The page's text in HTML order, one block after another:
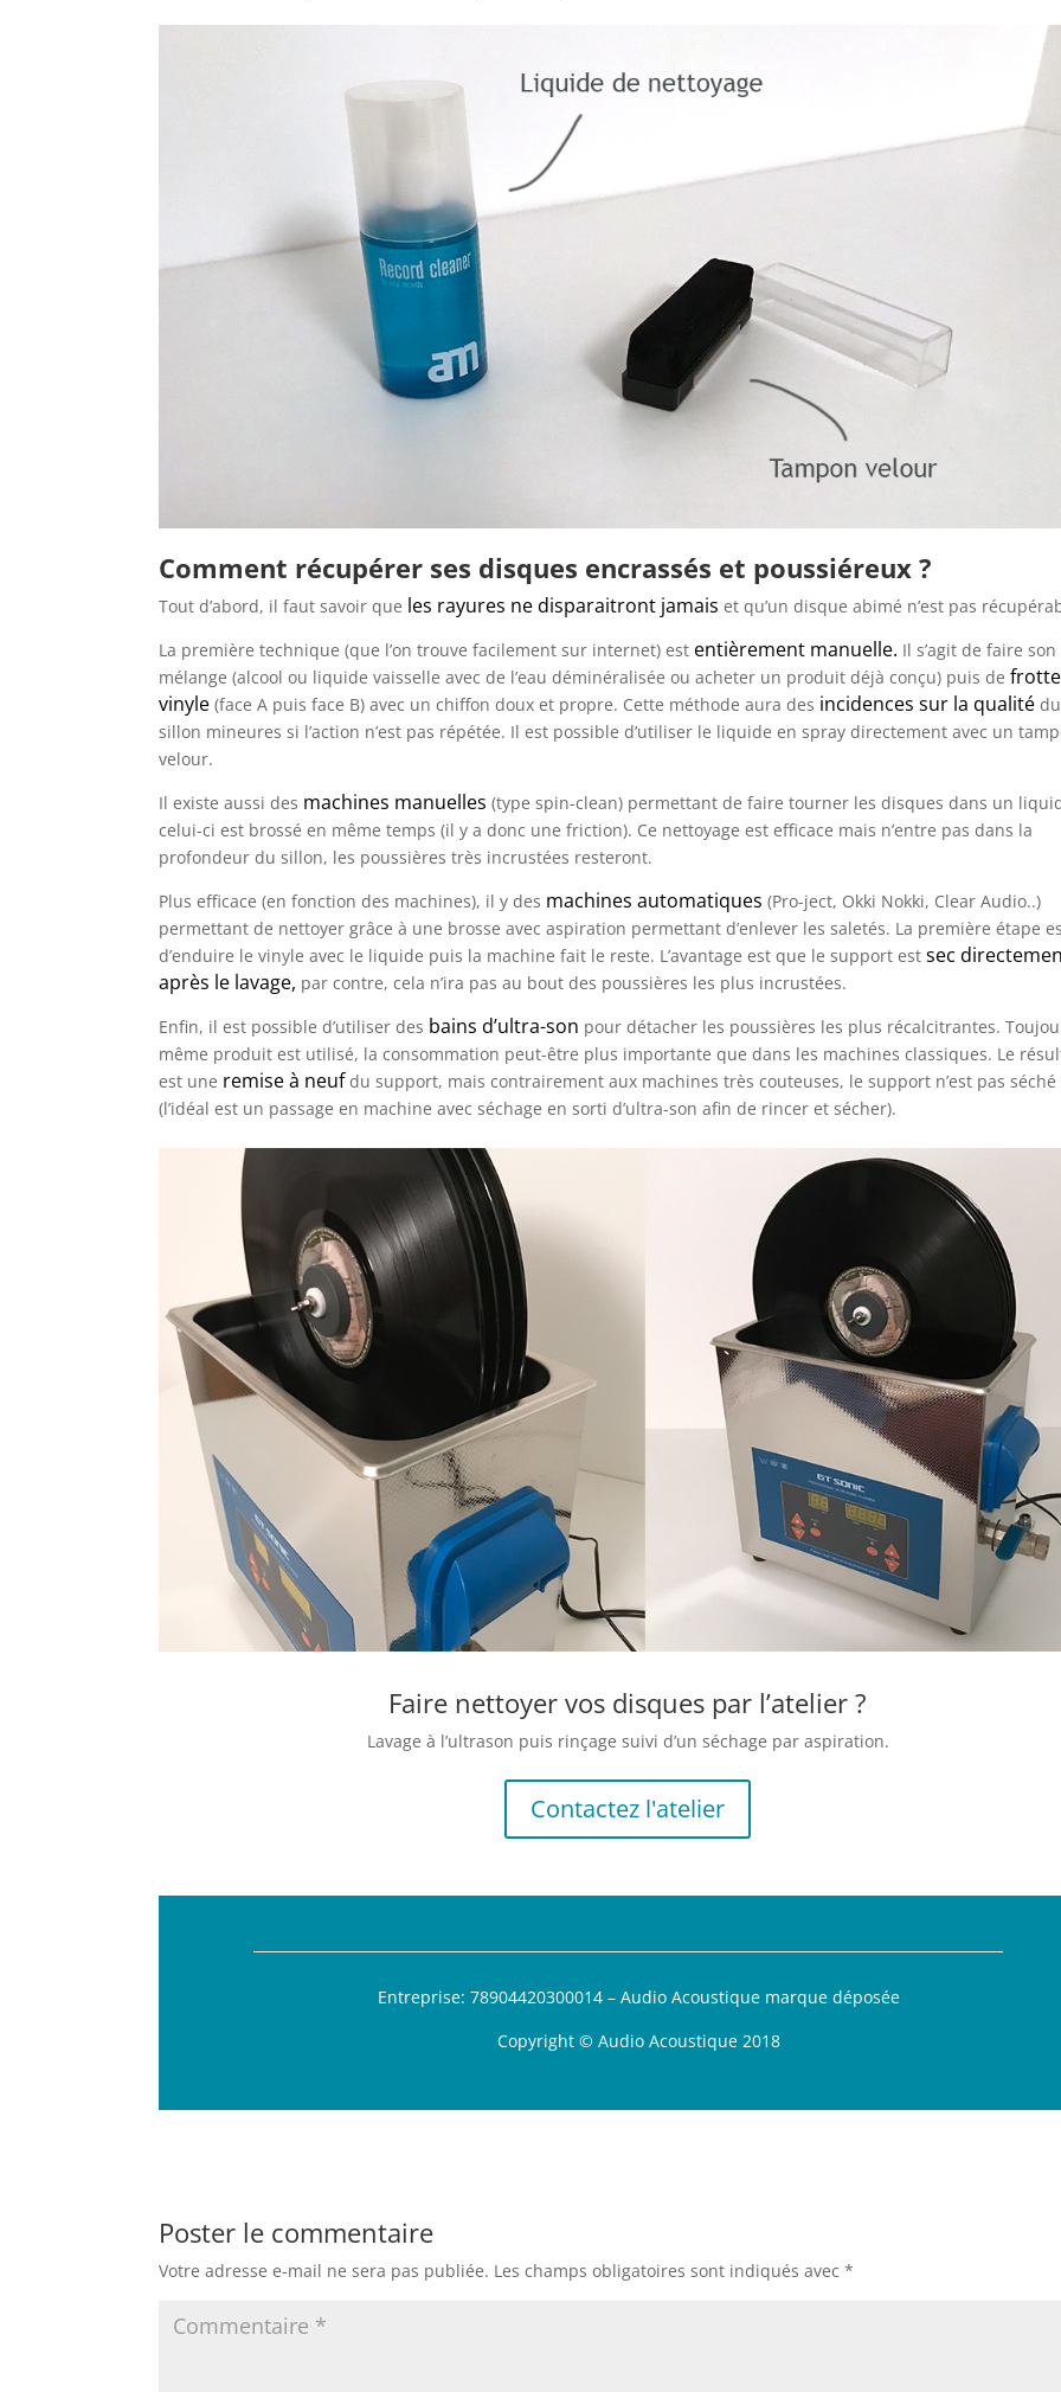
Comment récupérer ses disques encrassés et poussiéreux ?
Tout d’abord, il faut savoir que les rayures ne disparaitront jamais et qu’un disque abimé n’est pas
La première technique (que l’on trouve facilement sur internet) est entièrement manuelle. Il s’agit de faire son
mélange (alcool ou liquide vaisselle avec de l’eau déminéralisée ou acheter un produit déjà conçu) puis de
vinyle(face A puis face B) avec un chiffon doux et propre. Cette méthode aura des incidences sur la qualité du
sillon mineures si l’action n’est pas répétée. Il est possible d’utiliser le liquide en spray directement avec un
velour.
Il existe aussi des machines manuelles (type spin-clean) permettant de faire tourner les disques dans un
celui-ci est brossé en même temps (il y a donc une friction). Ce nettoyage est efficace mais n’entre pas dans la
profondeur du sillon, les poussières très incrustées resteront.
Plus efficace (en fonction des machines), il y des machines automatiques (Pro-ject, Okki Nokki, Clear Audio..)
permettant de nettoyer grâce à une brosse avec aspiration permettant d’enlever les saletés. La première étape
d’enduire le vinyle avec le liquide puis la machine fait le reste. L’avantage est que le support estsec
après le lavage, par contre, cela n’ira pas au bout des poussières les plus incrustées.
Enfin, il est possible d’utiliser des bains d’ultra-son pour détacher les poussières les plus récalcitrantes.
même produit est utilisé, la consommation peut-être plus importante que dans les machines classiques. Le
est une remise à neufdu support, mais contrairement aux machines très couteuses, le support n’est pas séché
(l’idéal est un passage en machine avec séchage en sorti d’ultra-son afin de rincer et sécher).
Faire nettoyer vos disques par l’atelier ?
Lavage à l’ultrason puis rinçage suivi d’un séchage par aspiration.
Contactez l'atelier
Entreprise: 78904420300014 – Audio Acoustique marque déposée
Copyright © Audio Acoustique 2018
Poster le commentaire
Votre adresse e-mail ne sera pas publiée. Les champs obligatoires sont indiqués avec*